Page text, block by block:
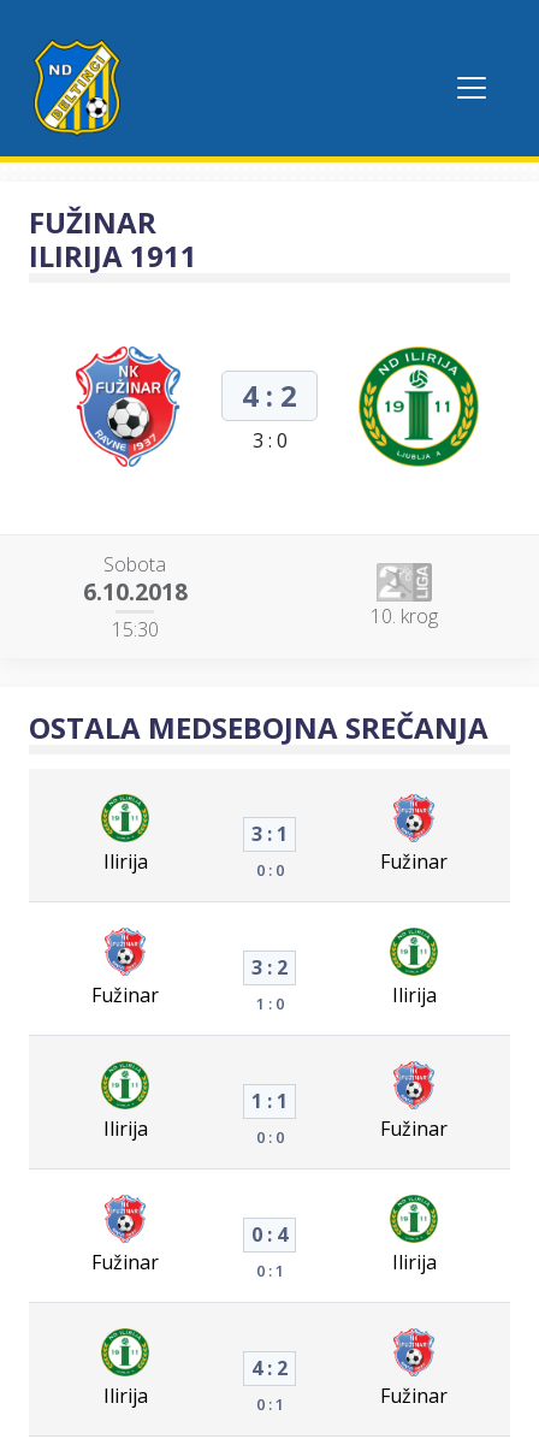
FUŽINAR
ILIRIJA 1911
4 : 2
3 : 0
Sobota
6.10.2018
15:30 10. krog
OSTALA MEDSEBOJNA SREČANJA
Ilirija
3 : 1
0 : 0 Fužinar
Fužinar
3 : 2
1 : 0 Ilirija
Ilirija
1 : 1
0 : 0 Fužinar
Fužinar
0 : 4
0 : 1 Ilirija
Ilirija
4 : 2
0 : 1 Fužinar